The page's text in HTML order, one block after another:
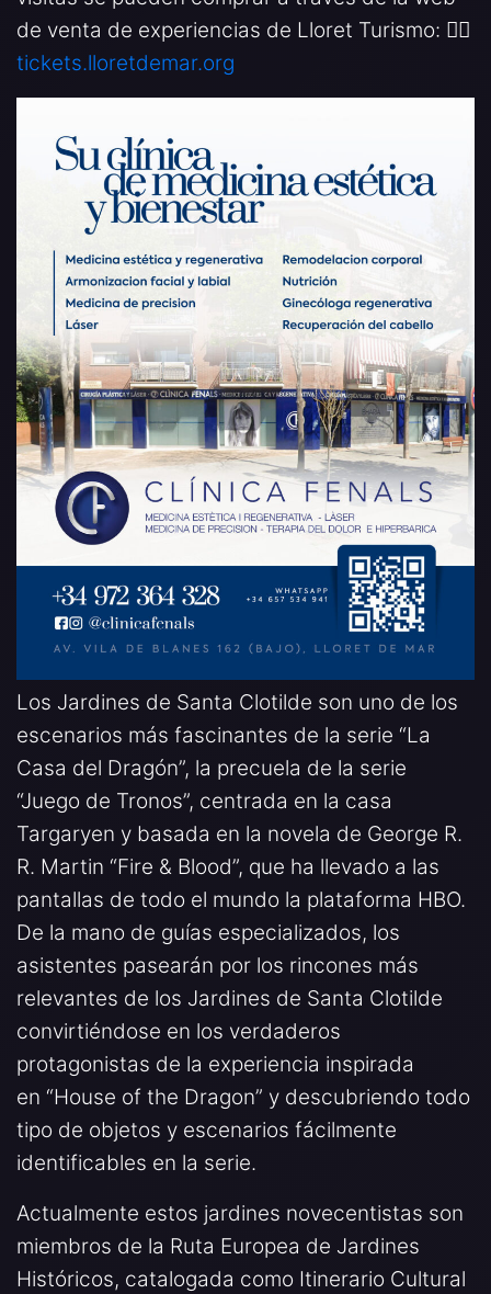
de venta de experiencias de Lloret Turismo: 👉🏻
tickets.lloretdemar.org
Los Jardines de Santa Clotilde son uno de los
escenarios más fascinantes de la serie “La
Casa del Dragón”, la precuela de la serie
“Juego de Tronos”, centrada en la casa
Targaryen y basada en la novela de George R.
R. Martin “Fire & Blood”, que ha llevado a las
pantallas de todo el mundo la plataforma HBO.
De la mano de guías especializados, los
asistentes pasearán por los rincones más
relevantes de los Jardines de Santa Clotilde
convirtiéndose en los verdaderos
protagonistas de la experiencia inspirada
en “House of the Dragon” y descubriendo todo
tipo de objetos y escenarios fácilmente
identificables en la serie.
Actualmente estos jardines novecentistas son
miembros de la Ruta Europea de Jardines
Históricos, catalogada como Itinerario Cultural